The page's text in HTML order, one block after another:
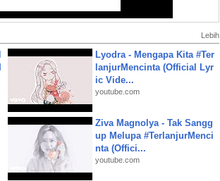
Lebih
Lyodra - Mengapa Kita #Ter
lanjurMencinta (Official Lyr
ic Vide...
youtube.com
Ziva Magnolya - Tak Sangg
up Melupa #TerlanjurMenci
nta (Offici...
youtube.com